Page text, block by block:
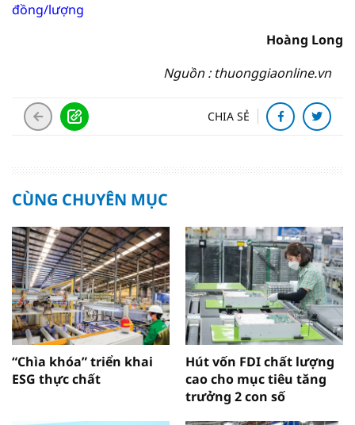
đồng/lượng
Hoàng Long
Nguồn : thuonggiaonline.vn
CHIA SẺ
CÙNG CHUYÊN MỤC
“Chìa khóa” triển khai
ESG thực chất
Hút vốn FDI chất lượng
cao cho mục tiêu tăng
trưởng 2 con số